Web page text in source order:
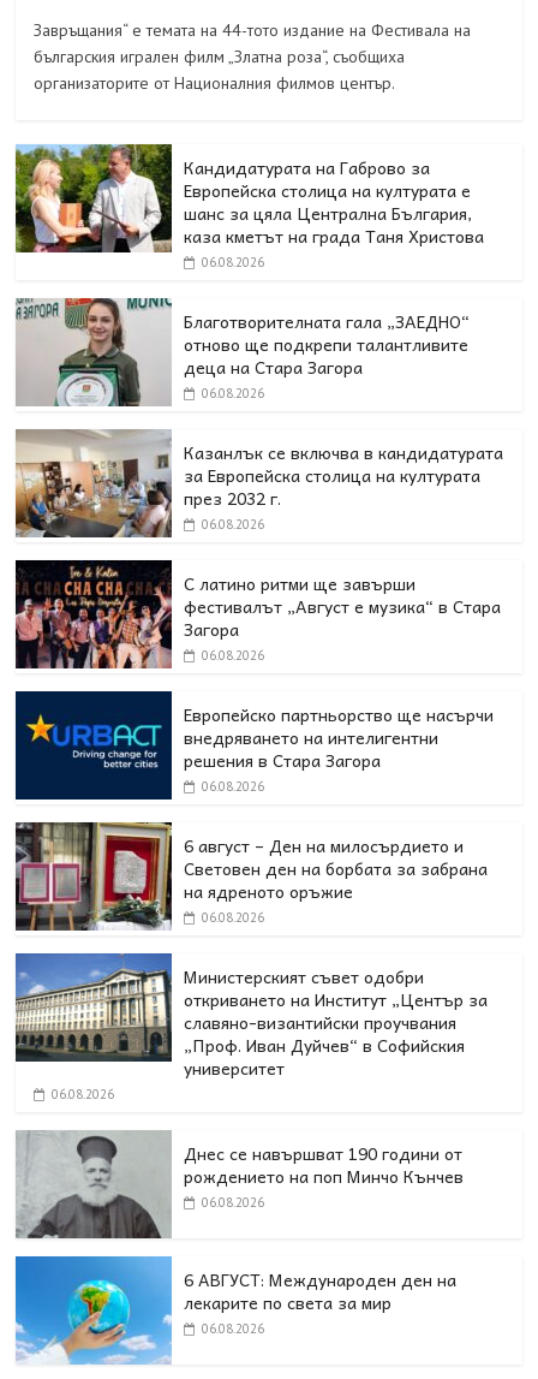
Завръщания“ е темата на 44-тото издание на Фестивала на
българския игрален филм „Златна роза“, съобщиха
организаторите от Националния филмов център.
Кандидатурата на Габрово за
Европейска столица на културата е
шанс за цяла Централна България,
каза кметът на града Таня Христова
06.08.2026
Благотворителната гала „ЗАЕДНО“
отново ще подкрепи талантливите
деца на Стара Загора
06.08.2026
Казанлък се включва в кандидатурата
за Европейска столица на културата
през 2032 г.
06.08.2026
С латино ритми ще завърши
фестивалът „Август е музика“ в Стара
Загора
06.08.2026
Европейско партньорство ще насърчи
внедряването на интелигентни
решения в Стара Загора
06.08.2026
6 август – Ден на милосърдието и
Световен ден на борбата за забрана
на ядреното оръжие
06.08.2026
Министерският съвет одобри
откриването на Институт „Център за
славяно-византийски проучвания
„Проф. Иван Дуйчев“ в Софийския
университет
06.08.2026
Днес се навършват 190 години от
рождението на поп Минчо Кънчев
06.08.2026
6 АВГУСТ: Международен ден на
лекарите по света за мир
06.08.2026